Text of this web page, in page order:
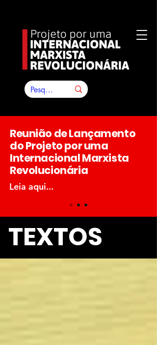
Reunião de Lançamento
do Projeto por uma
Internacional Marxista
Revolucionária
Leia aqui...
TEXTOS